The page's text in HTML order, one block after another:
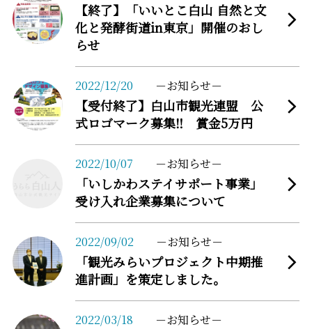
【終了】「いいとこ白山 自然と文
化と発酵街道in東京」開催のおし
らせ
【受付終了】白山市観光連盟 公
式ロゴマーク募集‼ 賞金5万円
2022/12/20 お知らせ
more
「いしかわステイサポート事業」
受け入れ企業募集について
2022/10/07 お知らせ
more
「観光みらいプロジェクト中期推
進計画」を策定しました。
2022/09/02 お知らせ
more
2022/03/18 お知らせ
more